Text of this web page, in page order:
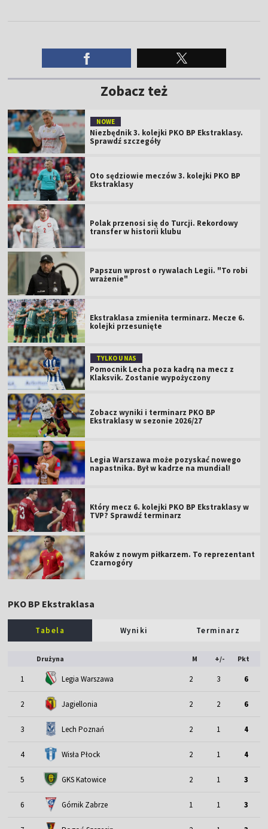
Zobacz też
NOWE
Niezbędnik 3. kolejki PKO BP Ekstraklasy.
Sprawdź szczegóły
Oto sędziowie meczów 3. kolejki PKO BP
Ekstraklasy
Polak przenosi się do Turcji. Rekordowy
transfer w historii klubu
Papszun wprost o rywalach Legii. "To robi
wrażenie"
Ekstraklasa zmieniła terminarz. Mecze 6.
kolejki przesunięte
TYLKO U NAS
Pomocnik Lecha poza kadrą na mecz z
Klaksvik. Zostanie wypożyczony
Zobacz wyniki i terminarz PKO BP
Ekstraklasy w sezonie 2026/27
Legia Warszawa może pozyskać nowego
napastnika. Był w kadrze na mundial!
Który mecz 6. kolejki PKO BP Ekstraklasy w
TVP? Sprawdź terminarz
Raków z nowym piłkarzem. To reprezentant
Czarnogóry
PKO BP Ekstraklasa
Tabela Wyniki Terminarz
Drużyna M +/- Pkt
1 Legia Warszawa 2 3 6
2 Jagiellonia 2 2 6
3 Lech Poznań 2 1 4
4 Wisła Płock 2 1 4
5 GKS Katowice 2 1 3
6 Górnik Zabrze 1 1 3